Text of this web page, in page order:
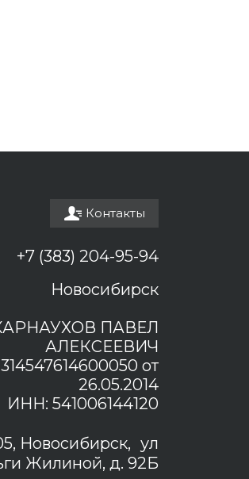
Контакты
+7 (383) 204-95-94
Новосибирск
ПАВЕЛ
АЛЕКСЕЕВИЧ
от
26.05.2014
ИНН: 541006144120
Новосибирск, ул
Жилиной, д. 92Б